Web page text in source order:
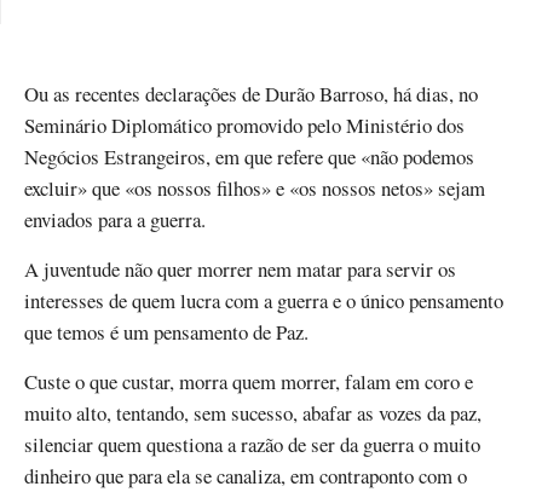
Ou as recentes declarações de Durão Barroso, há dias, no
Seminário Diplomático promovido pelo Ministério dos
Negócios Estrangeiros, em que refere que «não podemos
excluir» que «os nossos filhos» e «os nossos netos» sejam
enviados para a guerra.
A juventude não quer morrer nem matar para servir os
interesses de quem lucra com a guerra e o único pensamento
que temos é um pensamento de Paz.
Custe o que custar, morra quem morrer, falam em coro e
muito alto, tentando, sem sucesso, abafar as vozes da paz,
silenciar quem questiona a razão de ser da guerra o muito
dinheiro que para ela se canaliza, em contraponto com o